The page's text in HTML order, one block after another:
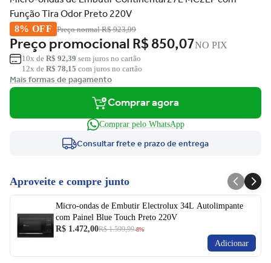
Função Tira Odor Preto 220V
8% OFF Preço normalR$ 923,99
Preço promocionalR$ 850,07NO PIX
10x de R$ 92,39 sem juros no cartão
12x de R$ 78,15 com juros no cartão
Mais formas de pagamento
Comprar agora
Comprar pelo WhatsApp
Consultar frete e prazo de entrega
Aproveite e compre junto
Micro-ondas de Embutir Electrolux 34L Autolimpante
com Painel Blue Touch Preto 220V
R$ 1.472,00R$ 1.599,99-8%
Adicionar